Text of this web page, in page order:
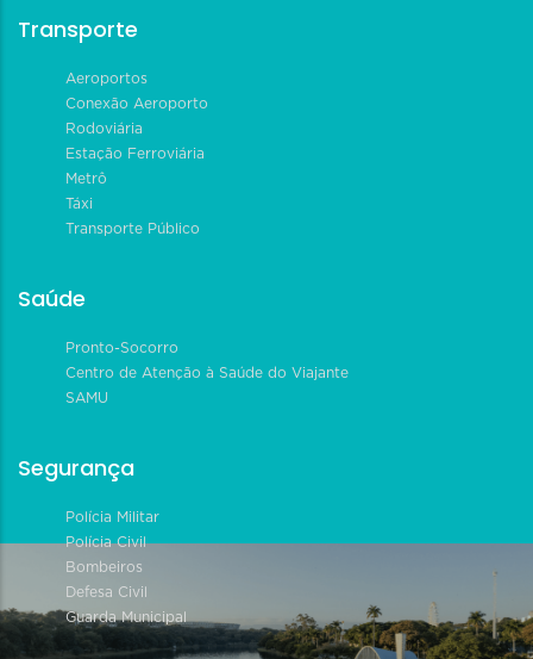
Transporte
Aeroportos
Conexão Aeroporto
Rodoviária
Estação Ferroviária
Metrô
Táxi
Transporte Público
Saúde
Pronto-Socorro
Centro de Atenção à Saúde do Viajante
SAMU
Segurança
Polícia Militar
Polícia Civil
Bombeiros
Defesa Civil
Guarda Municipal